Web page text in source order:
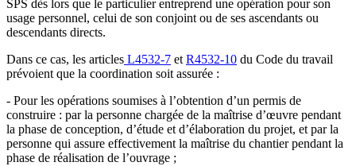
SPS dès lors que le particulier entreprend une opération pour son
usage personnel, celui de son conjoint ou de ses ascendants ou
descendants directs.
Dans ce cas, les articles L4532-7 et R4532-10 du Code du travail
prévoient que la coordination soit assurée :
- Pour les opérations soumises à l’obtention d’un permis de
construire : par la personne chargée de la maîtrise d’œuvre pendant
la phase de conception, d’étude et d’élaboration du projet, et par la
personne qui assure effectivement la maîtrise du chantier pendant la
phase de réalisation de l’ouvrage ;